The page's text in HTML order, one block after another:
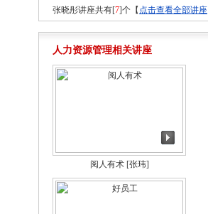
张晓彤讲座共有[7]个【 点击查看全部讲座
人力资源管理相关讲座
阅人有术[张玮]